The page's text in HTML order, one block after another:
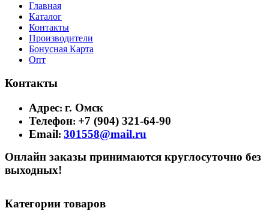
Главная
Каталог
Контакты
Производители
Бонусная Карта
Опт
Контакты
Адрес: г. Омск
Телефон: +7 (904) 321-64-90
Email: 301558@mail.ru
Онлайн заказы принимаются круглосуточно без
выходных!
Категории товаров